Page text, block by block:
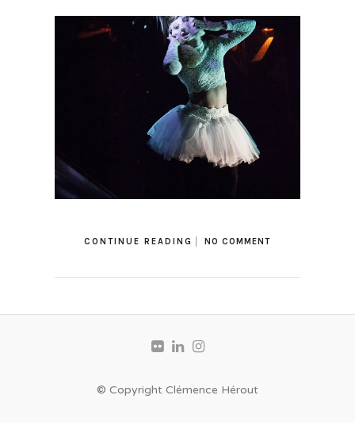
CONTINUE READING NO COMMENT
© Copyright Clémence Hérout